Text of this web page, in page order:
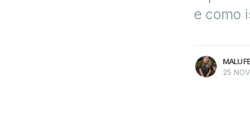
e como
MALU
25